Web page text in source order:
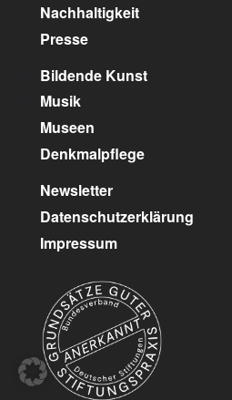
Nachhaltigkeit
Presse
Bildende Kunst
Musik
Museen
Denkmalpflege
Newsletter
Datenschutzerklärung
Impressum